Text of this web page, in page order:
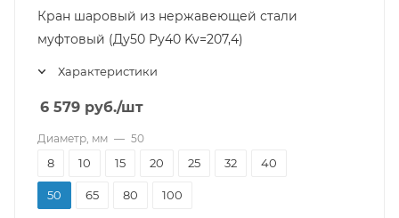
Кран шаровый из нержавеющей стали
муфтовый (Ду50 Ру40 Kv=207,4)
Характеристики
6 579 руб./шт
Диаметр, мм — 50
8 10 15 20 25 32 40
50 65 80 100